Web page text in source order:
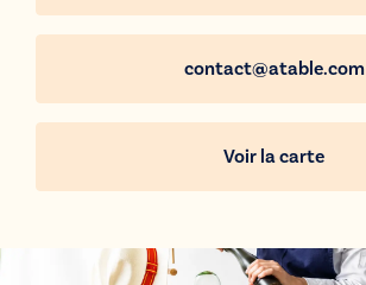
contact@atable.com
Voir la carte